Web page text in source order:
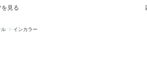
を見る
ル > インカラー